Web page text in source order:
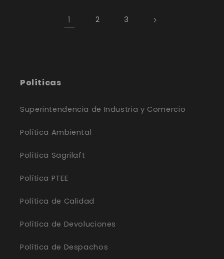
1 2 3
Políticas
Superintendencia de Industria y Comercio
Política Ambiental
Política Sagrilaft
Política PTEE
Política de Calidad
Política de Devoluciones
Política de Despachos